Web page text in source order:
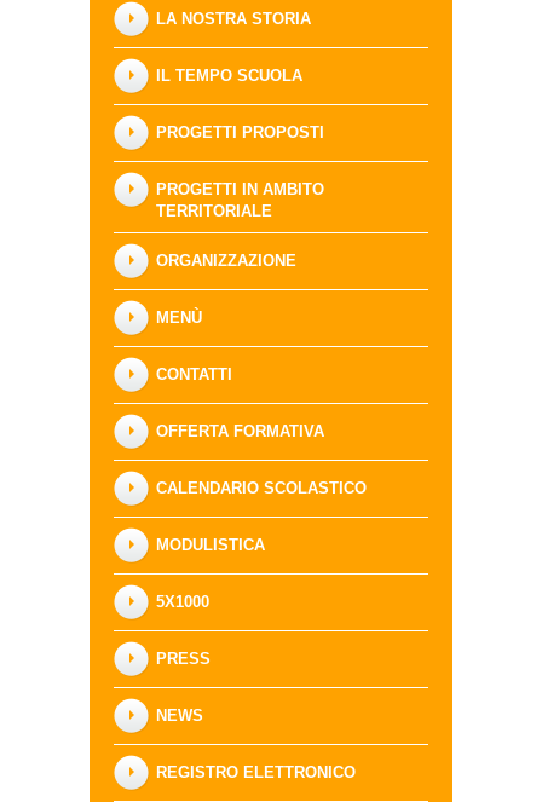
LA NOSTRA STORIA
IL TEMPO SCUOLA
PROGETTI PROPOSTI
PROGETTI IN AMBITO
TERRITORIALE
ORGANIZZAZIONE
MENÙ
CONTATTI
OFFERTA FORMATIVA
CALENDARIO SCOLASTICO
MODULISTICA
5X1000
PRESS
NEWS
REGISTRO ELETTRONICO